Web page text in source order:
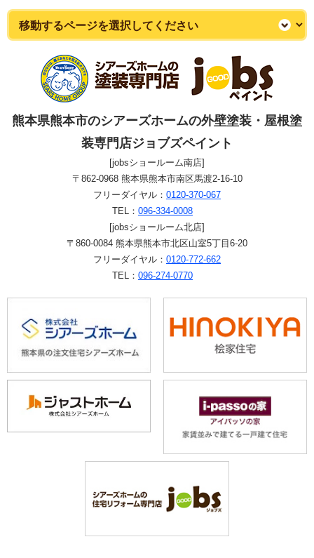
熊本県熊本市のシアーズホームの外壁塗装・屋根塗
装専門店ジョブズペイント
[jobsショールーム南店]
〒862-0968 熊本県熊本市南区馬渡2-16-10
フリーダイヤル： 0120-370-067
TEL： 096-334-0008
[jobsショールーム北店]
〒860-0084 熊本県熊本市北区山室5丁目6-20
フリーダイヤル： 0120-772-662
TEL： 096-274-0770